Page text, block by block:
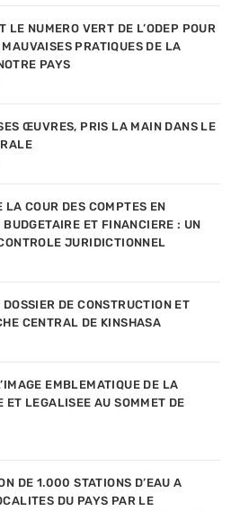
NUMERO VERT DE L’ODEP POUR
PRATIQUES DE LA
PAYS
ŒUVRES, PRIS LA MAIN DANS LE
LA COUR DES COMPTES EN
ET FINANCIERE : UN
JURIDICTIONNEL
DE CONSTRUCTION ET
CENTRAL DE KINSHASA
EMBLEMATIQUE DE LA
ET LEGALISEE AU SOMMET DE
DE 1.000 STATIONS D’EAU A
DU PAYS PAR LE